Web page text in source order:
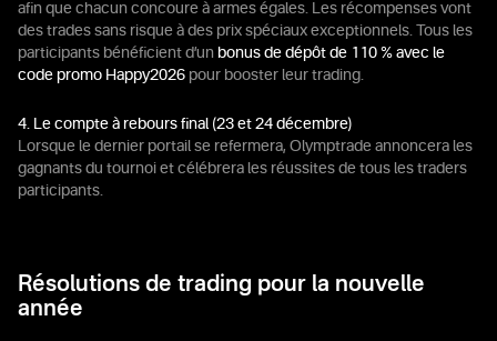
afin que chacun concoure à armes égales. Les récompenses vont
des trades sans risque à des prix spéciaux exceptionnels. Tous les
participants bénéficient d’un bonus de dépôt de 110 % avec le
code promo Happy2026 pour booster leur trading.
4. Le compte à rebours final (23 et 24 décembre)
Lorsque le dernier portail se refermera, Olymptrade annoncera les
gagnants du tournoi et célébrera les réussites de tous les traders
participants.
Résolutions de trading pour la nouvelle
année